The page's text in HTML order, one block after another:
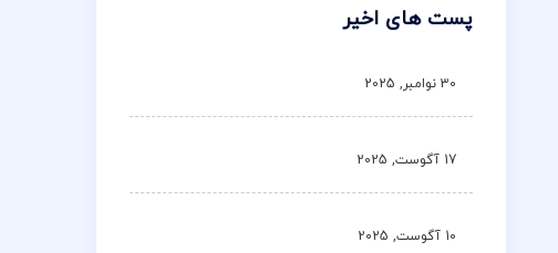
پست های اخیر
30 نوامبر, 2025
17 آگوست, 2025
10 آگوست, 2025